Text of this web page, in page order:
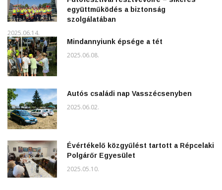
együttműködés a biztonság
szolgálatában
2025.06.14.
Mindannyiunk épsége a tét
2025.06.08.
Autós családi nap Vasszécsenyben
2025.06.02.
Évértékelő közgyűlést tartott a Répcelaki
Polgárőr Egyesület
2025.05.10.